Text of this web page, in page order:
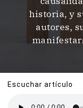
historia, y
autores,
Escuchar artículo